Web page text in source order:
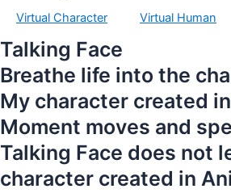
Store in Korea
International Store
Notice
QNA
Partnership Rental
Virtual Character Virtual Human
Talking Face
Breathe life into the
My character created
Moment moves and
Talking Face does not
character created in